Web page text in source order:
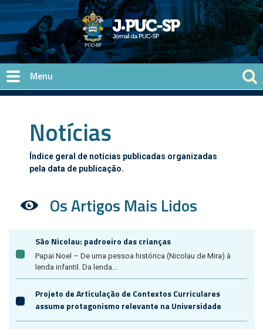
Pular para o conteúdo principal
Notícias
Índice geral de notícias publicadas organizadas
pela data de publicação.
Os Artigos Mais Lidos
São Nicolau: padroeiro das crianças
Papai Noel – De uma pessoa histórica (Nicolau de Mira) à
lenda infantil. Da lenda...
Projeto de Articulação de Contextos Curriculares
assume protagonismo relevante na Universidade